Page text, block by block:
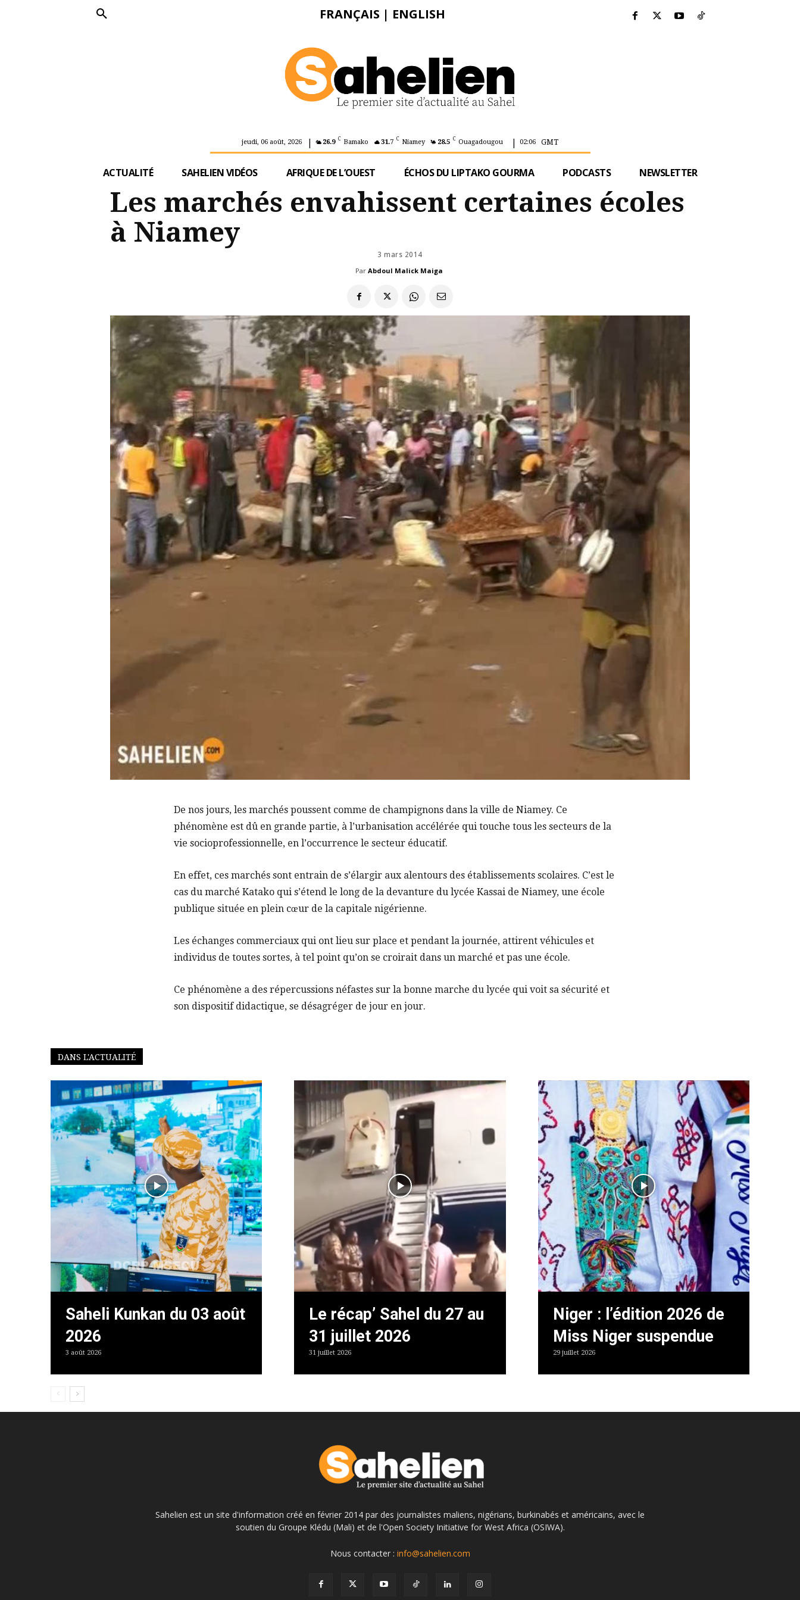
FRANÇAIS | ENGLISH
jeudi, 06 août, 2026 | 26.9 C Bamako 31.7 C Niamey 28.5 C Ouagadougou | 02:06 GMT
ACTUALITÉ SAHELIEN VIDÉOS AFRIQUE DE L’OUEST ÉCHOS DU LIPTAKO GOURMA PODCASTS NEWSLETTER
Les marchés envahissent certaines écoles
à Niamey
3 mars 2014
Par Abdoul Malick Maiga
De nos jours, les marchés poussent comme de champignons dans la ville de Niamey. Ce
phénomène est dû en grande partie, à l’urbanisation accélérée qui touche tous les secteurs de la
vie socioprofessionnelle, en l’occurrence le secteur éducatif.
En effet, ces marchés sont entrain de s’élargir aux alentours des établissements scolaires. C’est le
cas du marché Katako qui s’étend le long de la devanture du lycée Kassai de Niamey, une école
publique située en plein cœur de la capitale nigérienne.
Les échanges commerciaux qui ont lieu sur place et pendant la journée, attirent véhicules et
individus de toutes sortes, à tel point qu’on se croirait dans un marché et pas une école.
Ce phénomène a des répercussions néfastes sur la bonne marche du lycée qui voit sa sécurité et
son dispositif didactique, se désagréger de jour en jour.
DANS L'ACTUALITÉ
Saheli Kunkan du 03 août
2026
3 août 2026
Le récap’ Sahel du 27 au
31 juillet 2026
31 juillet 2026
Niger : l’édition 2026 de
Miss Niger suspendue
29 juillet 2026
Sahelien est un site d'information créé en février 2014 par des journalistes maliens, nigérians, burkinabés et américains, avec le
soutien du Groupe Klédu (Mali) et de l'Open Society Initiative for West Africa (OSIWA).
Nous contacter : info@sahelien.com